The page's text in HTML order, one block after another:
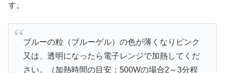
す。
ブルーの粒（ブルーゲル）の色が薄くなりピンク
又は、透明になったら電子レンジで加熱してくだ
さい。（加熱時間の目安：500Wの場合2～3分程